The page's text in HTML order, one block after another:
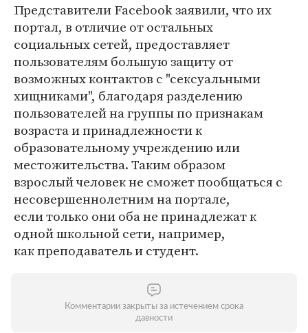
Представители Facebook заявили, что их
портал, в отличие от остальных
социальных сетей, предоставляет
пользователям большую защиту от
возможных контактов с "сексуальными
хищниками", благодаря разделению
пользователей на группы по признакам
возраста и принадлежности к
образовательному учреждению или
местожительства. Таким образом
взрослый человек не сможет пообщаться с
несовершеннолетним на портале,
если только они оба не принадлежат к
одной школьной сети, например,
как преподаватель и студент.
Комментарии закрыты за истечением срока
давности